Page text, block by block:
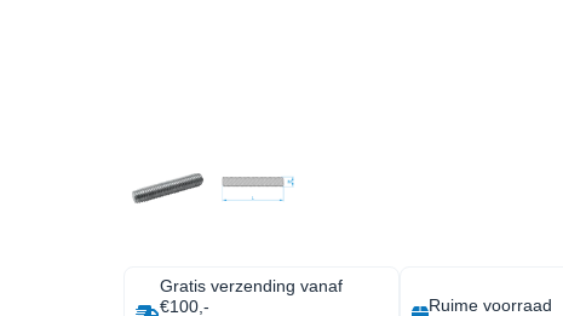
Gratis verzending vanaf
€100,-
Ruime voorraad